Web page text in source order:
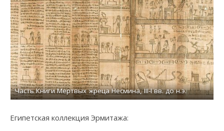
Часть мумийной маски, X-IX вв. до н.э., картонаж
Египетская коллекция Эрмитажа: